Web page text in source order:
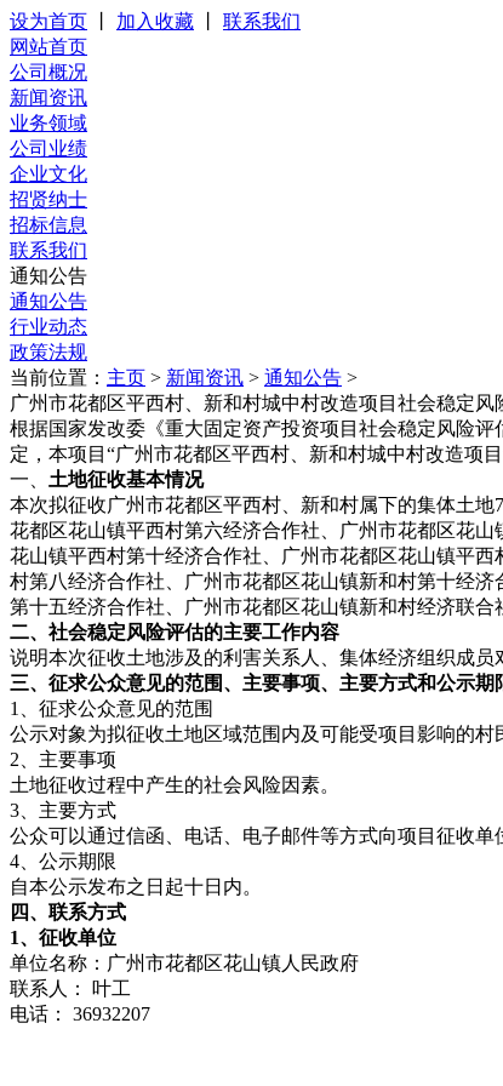
设为首页 加入收藏
联系我们
网站首页
公司概况
新闻资讯
业务领域
公司业绩
企业文化
招贤纳士
招标信息
联系我们
通知公告
通知公告
行业动态
政策法规
当前位置： 主页 > 新闻资讯 > 通知公告 >
广州市花都区平西村、新和村城中村改造项目社会稳定
根据国家发改委《重大固定资产投资项目社会稳定风险
定，本项目“广州市花都区平西村、新和村城中村改造项
一、 土地征收基本情况
本次拟征收广州市花都区平西村、新和村属下的集体土
花都区花山镇平西村第六经济合作社、广州市花都区花
花山镇平西村第十经济合作社、广州市花都区花山镇平
村第八经济合作社、广州市花都区花山镇新和村第十经
第十五经济合作社、广州市花都区花山镇新和村经济联
二、 社会稳定风险评估的主要工作内容
说明本次征收土地涉及的利害关系人、集体经济组织成
三、征求公众意见的范围、主要事项、主要方式和公示期
1、征求公众意见的范围
公示对象为拟征收土地区域范围内及可能受项目影响的村
2、主要事项
土地征收过程中产生的社会风险因素。
3、主要方式
公众可以通过信函、电话、电子邮件等方式向项目征收单
4、公示期限
自本公示发布之日起十日内。
四、联系方式
1、 征收单位
单位名称：广州市花都区花山镇人民政府 单
联系人： 叶工 单位地址：广州
电话： 36932207 联系人
电话：020-36883728 E-
广东国仕工程